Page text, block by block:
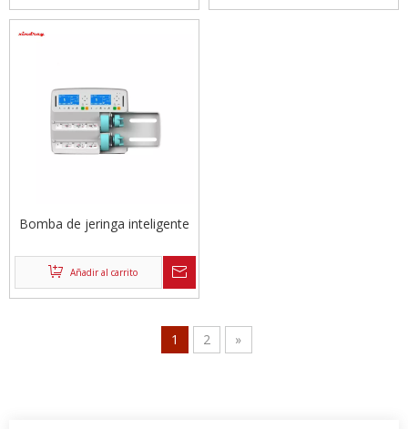
Bomba de jeringa inteligente
Añadir al carrito
1 2 »